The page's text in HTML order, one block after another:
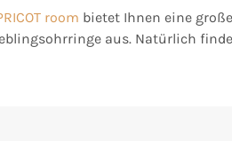
room bietet Ihnen eine
aus. Natürlich